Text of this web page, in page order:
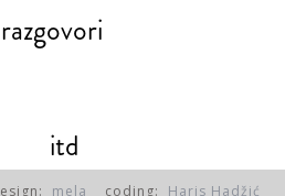
razgovori
itd
mela coding: Haris Hadžić